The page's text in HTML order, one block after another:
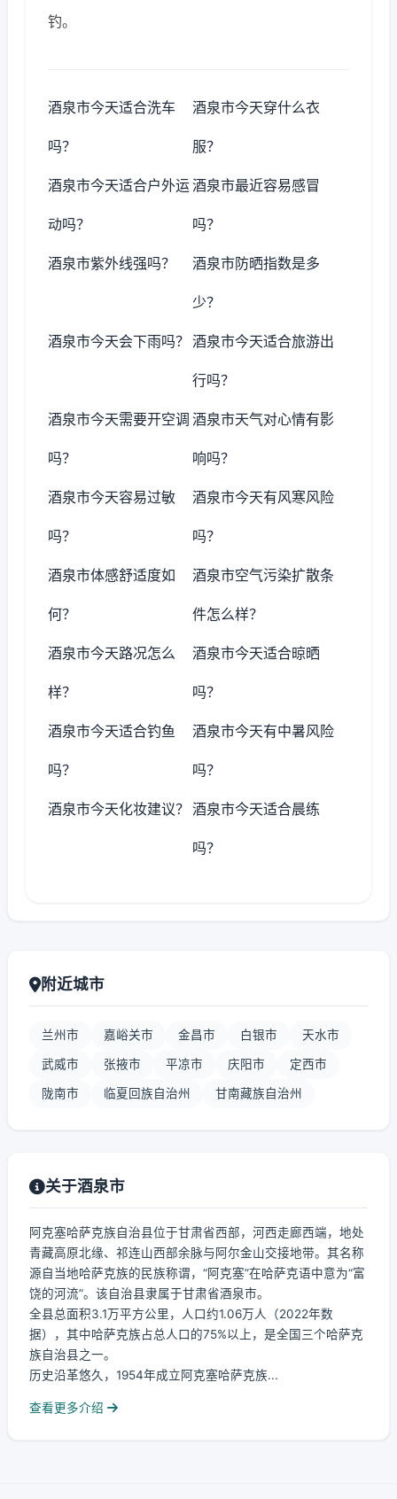
钓。
酒泉市今天适合洗车
吗？
酒泉市今天穿什么衣
服？
酒泉市今天适合户外运
动吗？
酒泉市最近容易感冒
吗？
酒泉市紫外线强吗？ 酒泉市防晒指数是多
少？
酒泉市今天会下雨吗？ 酒泉市今天适合旅游出
行吗？
酒泉市今天需要开空调
吗？
酒泉市天气对心情有影
响吗？
酒泉市今天容易过敏
吗？
酒泉市今天有风寒风险
吗？
酒泉市体感舒适度如
何？
酒泉市空气污染扩散条
件怎么样？
酒泉市今天路况怎么
样？
酒泉市今天适合晾晒
吗？
酒泉市今天适合钓鱼
吗？
酒泉市今天有中暑风险
吗？
酒泉市今天化妆建议？ 酒泉市今天适合晨练
吗？
附近城市
兰州市 嘉峪关市 金昌市 白银市 天水市
武威市 张掖市 平凉市 庆阳市 定西市
陇南市 临夏回族自治州 甘南藏族自治州
关于酒泉市
阿克塞哈萨克族自治县位于甘肃省西部，河西走廊西端，地处
青藏高原北缘、祁连山西部余脉与阿尔金山交接地带。其名称
源自当地哈萨克族的民族称谓，“阿克塞”在哈萨克语中意为“富
饶的河流”。该自治县隶属于甘肃省酒泉市。
全县总面积3.1万平方公里，人口约1.06万人（2022年数
据），其中哈萨克族占总人口的75%以上，是全国三个哈萨克
族自治县之一。
历史沿革悠久，1954年成立阿克塞哈萨克族...
查看更多介绍